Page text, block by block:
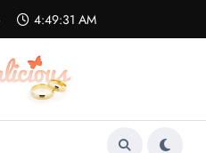
4:49:32 AM